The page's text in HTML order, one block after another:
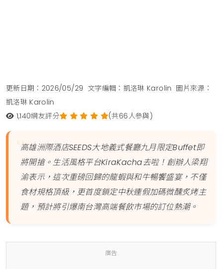
更新日期：2026/05/29 文字編輯：凱洛琳 Karolin 圖片來源：
凱洛琳 Karolin
1,140網友評分 (共66人參與)
高雄洲際酒店SEEDS大地義式餐廳九月限定Buffet即
將開搶。生活風格平台KiraKacha去啦！創辦人梁翔
渝表示，這次重磅回歸的龍蝦與和牛暢饗盛宴，不僅
食材規格頂級，更首度鎖定中秋連假加碼微醺炙烤主
題，預計將引爆南台灣高端餐飲市場的訂位熱潮。
廣告